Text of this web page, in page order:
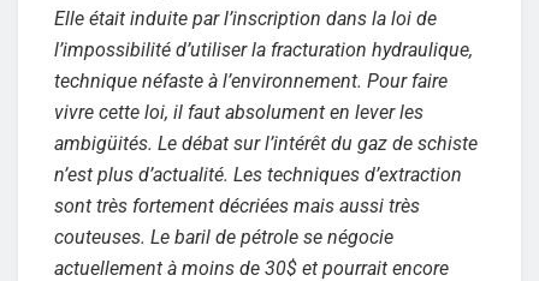
Elle était induite par l’inscription dans la loi de
l’impossibilité d’utiliser la fracturation hydraulique,
technique néfaste à l’environnement. Pour faire
vivre cette loi, il faut absolument en lever les
ambigüités. Le débat sur l’intérêt du gaz de schiste
n’est plus d’actualité. Les techniques d’extraction
sont très fortement décriées mais aussi très
couteuses. Le baril de pétrole se négocie
actuellement à moins de 30$ et pourrait encore